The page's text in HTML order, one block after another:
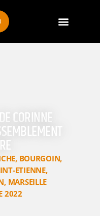
CORINNE
, BOURGOIN,
ETIENNE,
, MARSEILLE
2022